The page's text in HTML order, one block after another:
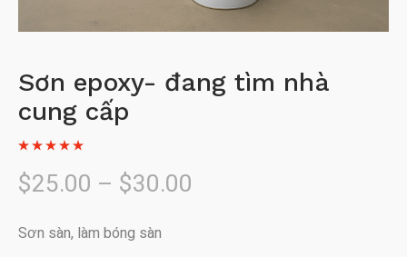
Sơn epoxy- đang tìm nhà
cung cấp
$25.00 – $30.00
Sơn sàn, làm bóng sàn